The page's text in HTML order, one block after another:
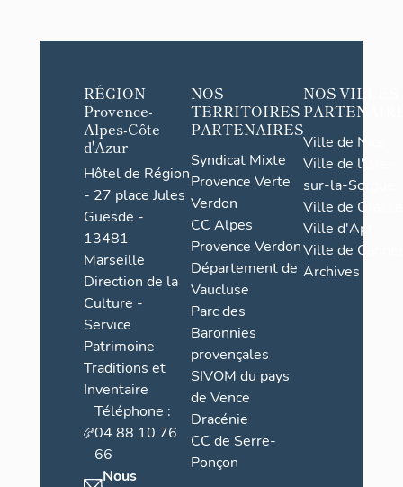
RÉGION
Provence-
Alpes-Côte
d'Azur
Hôtel de Région
- 27 place Jules
Guesde -
13481
Marseille
Direction de la
Culture -
Service
Patrimoine
Traditions et
Inventaire
Téléphone :
04 88 10 76
66
Nous
NOS
TERRITOIRES
PARTENAIRES
Syndicat Mixte
Provence Verte
Verdon
CC Alpes
Provence Verdon
Département de
Vaucluse
Parc des
Baronnies
provençales
SIVOM du pays
de Vence
Dracénie
CC de Serre-
Ponçon
NOS VILLES
Ville de Nice
Ville de l'Isle-
sur-la-Sorgue
Ville de Grasse
Ville d'Apt
Ville de
Archives